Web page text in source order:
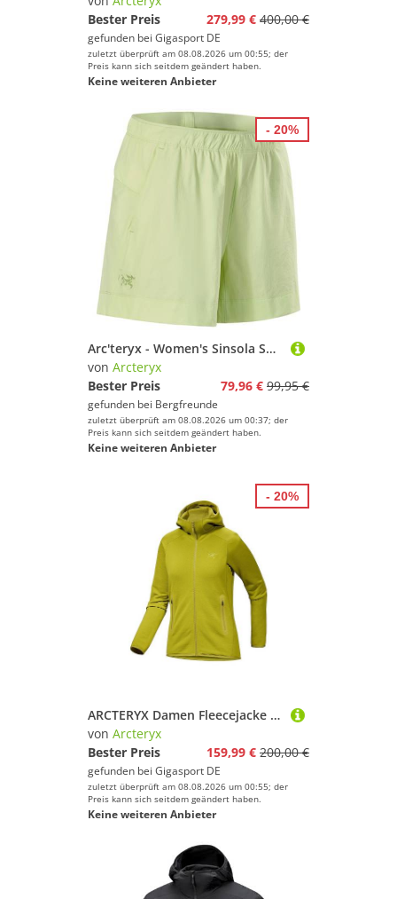
Bester Preis
279,99 € 400,00 €
gefunden bei Gigasport DE
zuletzt überprüft am 08.08.2026 um 00:55; der
Preis kann sich seitdem geändert haben.
Keine weiteren Anbieter
Arc'teryx - Women's Sinsola Short 5 - Shorts Gr 8 grün
von Arcteryx
Bester Preis
79,96 € 99,95 €
gefunden bei Bergfreunde
zuletzt überprüft am 08.08.2026 um 00:37; der
Preis kann sich seitdem geändert haben.
Keine weiteren Anbieter
- 20%
ARCTERYX Damen Fleecejacke Kyanite Hoodie olive | XS
von Arcteryx
Bester Preis
159,99 € 200,00 €
gefunden bei Gigasport DE
zuletzt überprüft am 08.08.2026 um 00:55; der
Preis kann sich seitdem geändert haben.
Keine weiteren Anbieter
- 20%